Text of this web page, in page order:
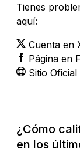
Tienes
aquí:
Cuenta en
Página en
Sitio
¿Cómo
en los